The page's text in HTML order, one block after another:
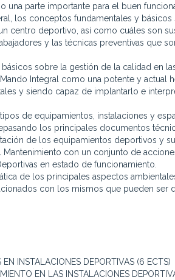
una parte importante para el buen
los conceptos fundamentales y básicos
centro deportivo, así como cuáles son
y las técnicas preventivas que
sobre la gestión de la calidad en
Integral como una potente y actual
y siendo capaz de implantarlo e
de equipamientos, instalaciones y
los principales documentos
de los equipamientos deportivos y
con un conjunto de
en estado de funcionamiento.
de los principales aspectos
con los mismos que pueden ser
EN INSTALACIONES DEPORTIVAS (6 ECTS)
EN LAS INSTALACIONES